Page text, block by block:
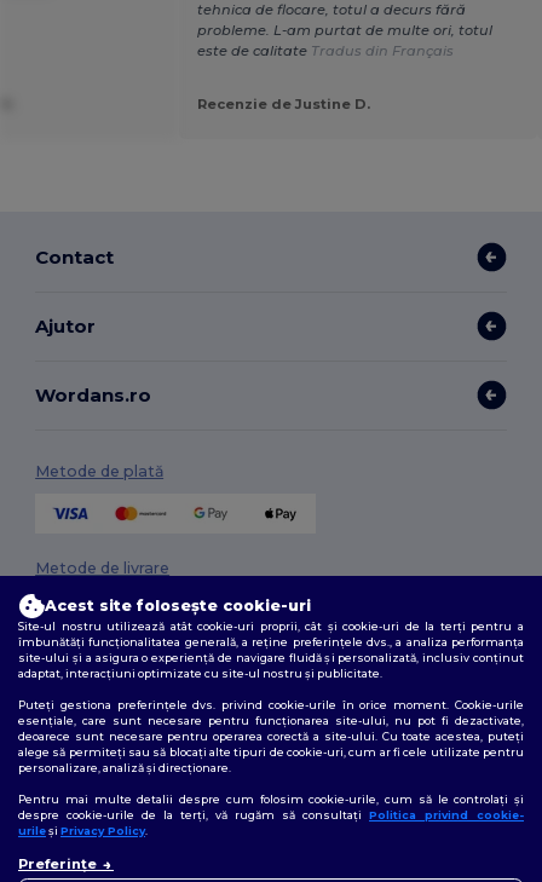
tehnica de flocare, totul a decurs fără
probleme. L-am purtat de multe ori, totul
este de calitate Tradus din Français
Recenzie de Justine D.
Contact
Ajutor
Wordans.ro
Metode de plată
Metode de livrare
2026. Toate drepturile rezervate
Termeni și condiții
Urmărește-ne
Acest site folosește cookie-uri
Site-ul nostru utilizează atât cookie-uri proprii, cât și cookie-uri de la terți pentru a
îmbunătăți funcționalitatea generală, a reține preferințele dvs., a analiza performanța
site-ului și a asigura o experiență de navigare fluidă și personalizată, inclusiv conținut
adaptat, interacțiuni optimizate cu site-ul nostru și publicitate.
Puteți gestiona preferințele dvs. privind cookie-urile în orice moment. Cookie-urile
esențiale, care sunt necesare pentru funcționarea site-ului, nu pot fi dezactivate,
deoarece sunt necesare pentru operarea corectă a site-ului. Cu toate acestea, puteți
alege să permiteți sau să blocați alte tipuri de cookie-uri, cum ar fi cele utilizate pentru
personalizare, analiză și direcționare.
Pentru mai multe detalii despre cum folosim cookie-urile, cum să le controlați și
despre cookie-urile de la terți, vă rugăm să consultați Politica privind cookie-
urileși Privacy Policy.
Preferințe